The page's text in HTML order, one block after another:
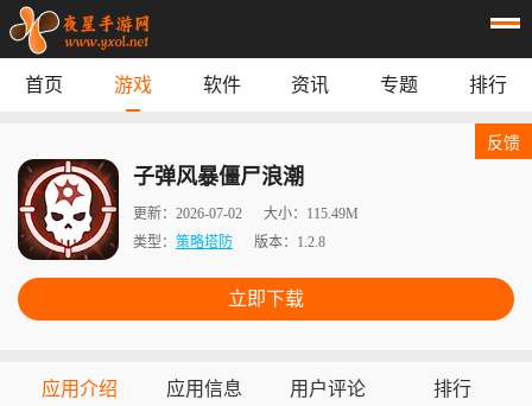
专题 榜单
首页 游戏 软件 资讯 专题 排行
子弹风暴僵尸浪潮
更新： 2026-07-02 大小： 115.49M
类型： 策略塔防 版本： 1.2.8
立即下载
反馈
应用介绍 应用信息 用户评论 排行